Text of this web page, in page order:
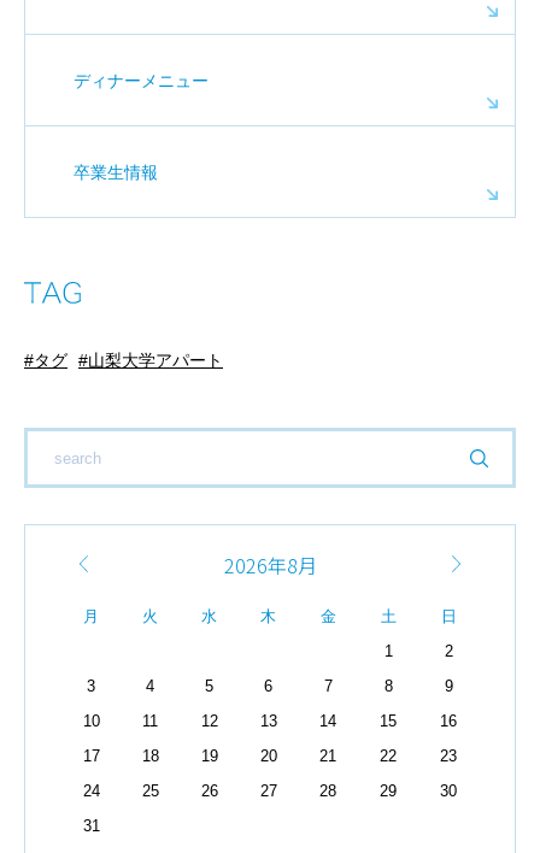
ディナーメニュー
卒業生情報
タグ 山梨大学アパート
2026年8月
月 火 水 木 金 土
日
1
2
3
4 5 6 7 8
9
10
11 12 13 14 15
16
17
18 19 20 21 22
23
24
25 26 27 28 29
30
31